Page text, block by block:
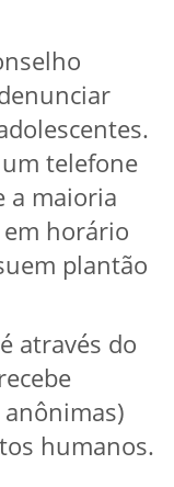
telefone
a maioria
horário
plantão
através do
recebe
humanos.